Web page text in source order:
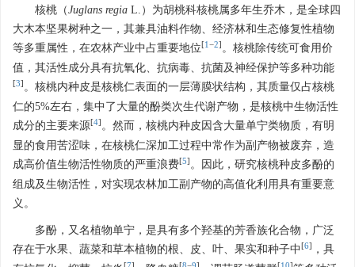
核桃（Juglans regia L.）为胡桃科核桃属多年生乔木，是全球四
大木本坚果树种之一，其兼具油料作物、经济林和生态修复性植物
等多重属性，在农林产业中占重要地位[1 −2] 。核桃除传统可食用价
值，其活性成分具有抗氧化、抗病毒、抗菌及神经保护等多种功能
[3] 。核桃内种皮是核桃仁表面的一层薄膜状结构，其质量仅占核桃
仁的5%左右，集中了大量的酚类次生代谢产物，是核桃中生物活性
成分的主要来源[4] 。然而，核桃内种皮因含大量单宁类物质，有明
显的食用苦涩味，在核桃仁深加工过程中常作为副产物被废弃，造
成高价值生物活性物质的严重浪费[5] 。因此，研究核桃种皮多酚的
组成及生物活性，对实现农林加工副产物的高值化利用具有重要意
义。
多酚，又名植物单宁，是具有多个羟基的芳香族化合物，广泛
存在于水果、蔬菜和草本植物的根、皮、叶、果实和种子中 [6]
，具